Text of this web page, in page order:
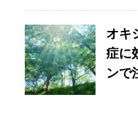
オキ
症に
ンで